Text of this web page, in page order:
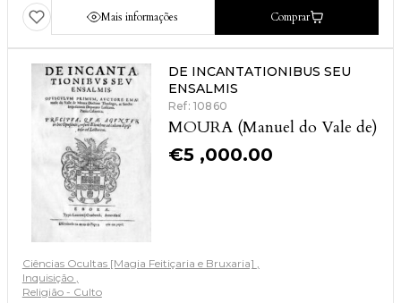
Mais informações Comprar
DE INCANTATIONIBUS SEU
ENSALMIS
Ref: 10860
MOURA (Manuel do Vale de)
€5 ,000.00
Ciências Ocultas [Magia Feitiçaria e Bruxaria]
Inquisição
Religião - Culto